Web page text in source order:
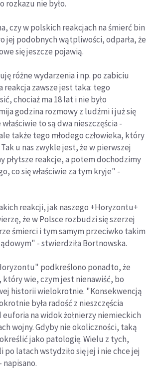
rozkazu nie było.
czy w polskich reakcjach na śmierć bin
jej podobnych wątpliwości, odparła, że
się jeszcze pojawią.
różne wydarzenia i np. po zabiciu
reakcja zawsze jest taka: tego
chociaż ma 18 lat i nie było
godzina rozmowy z ludźmi i już się
to są dwa nieszczęścia -
także tego młodego człowieka, który
Tak u nas zwykle jest, że w pierwszej
płytsze reakcje, a potem dochodzimy
co się właściwie za tym kryje" -
reakcji, jak naszego +Horyzontu+
że w Polsce rozbudzi się szerzej
śmierci i tym samym przeciwko takim
- stwierdziła Bortnowska.
podkreślono ponadto, że
który wie, czym jest nienawiść, bo
historii wielokrotnie. "Konsekwencją
była radość z nieszczęścia
euforia na widok żołnierzy niemieckich
wojny. Gdyby nie okoliczności, taką
jako patologię. Wielu z tych,
latach wstydziło się jej i nie chce jej